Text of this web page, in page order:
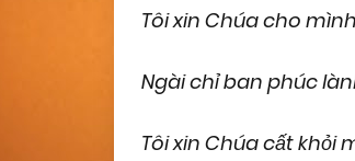
Tôi xin Chúa cho
Ngài chỉ ban phúc
Tôi xin Chúa cất khỏi